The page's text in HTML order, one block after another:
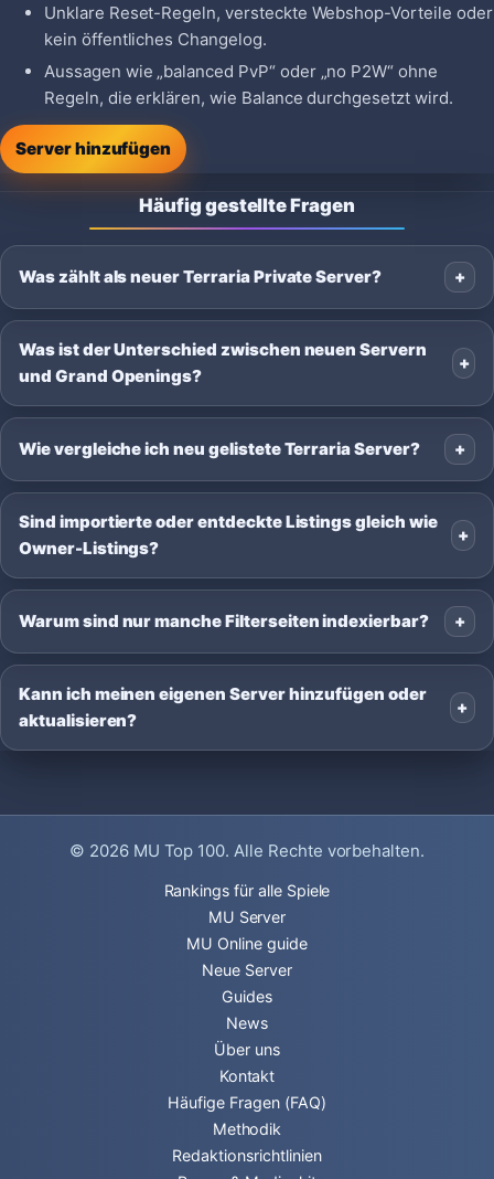
Unklare Reset-Regeln, versteckte Webshop-Vorteile oder
kein öffentliches Changelog.
Aussagen wie „balanced PvP“ oder „no P2W“ ohne
Regeln, die erklären, wie Balance durchgesetzt wird.
Server hinzufügen
Häufig gestellte Fragen
Was zählt als neuer Terraria Private Server?
Was ist der Unterschied zwischen neuen Servern
und Grand Openings?
Wie vergleiche ich neu gelistete Terraria Server?
Sind importierte oder entdeckte Listings gleich wie
Owner-Listings?
Warum sind nur manche Filterseiten indexierbar?
Kann ich meinen eigenen Server hinzufügen oder
aktualisieren?
© 2026 MU Top 100. Alle Rechte vorbehalten.
Rankings für alle Spiele
MU Server
MU Online guide
Neue Server
Guides
News
Über uns
Kontakt
Häufige Fragen (FAQ)
Methodik
Redaktionsrichtlinien